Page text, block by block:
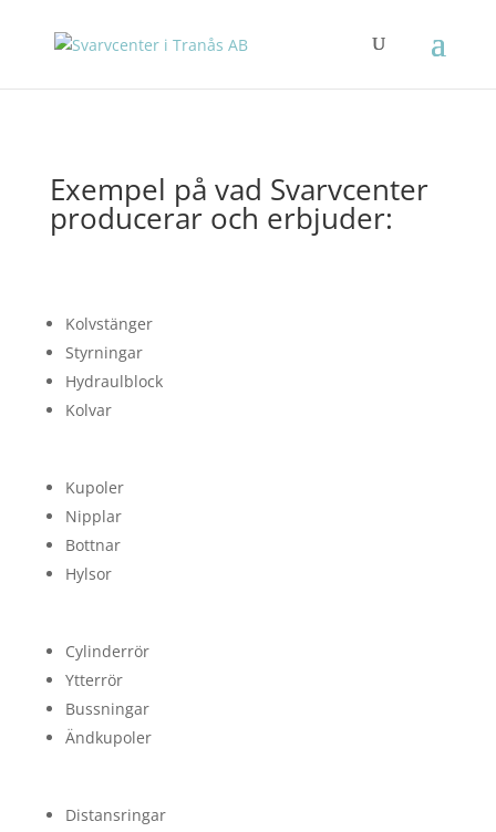
Exempel på vad Svarvcenter
producerar och erbjuder:
Kolvstänger
Styrningar
Hydraulblock
Kolvar
Kupoler
Nipplar
Bottnar
Hylsor
Cylinderrör
Ytterrör
Bussningar
Ändkupoler
Distansringar